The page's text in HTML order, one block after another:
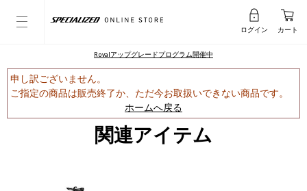
ログイン カート
Rovalアップグレードプログラム開催中
申し訳ございません。
ご指定の商品は販売終了か、ただ今お取扱いできない商品です。
ホームへ戻る
関連アイテム